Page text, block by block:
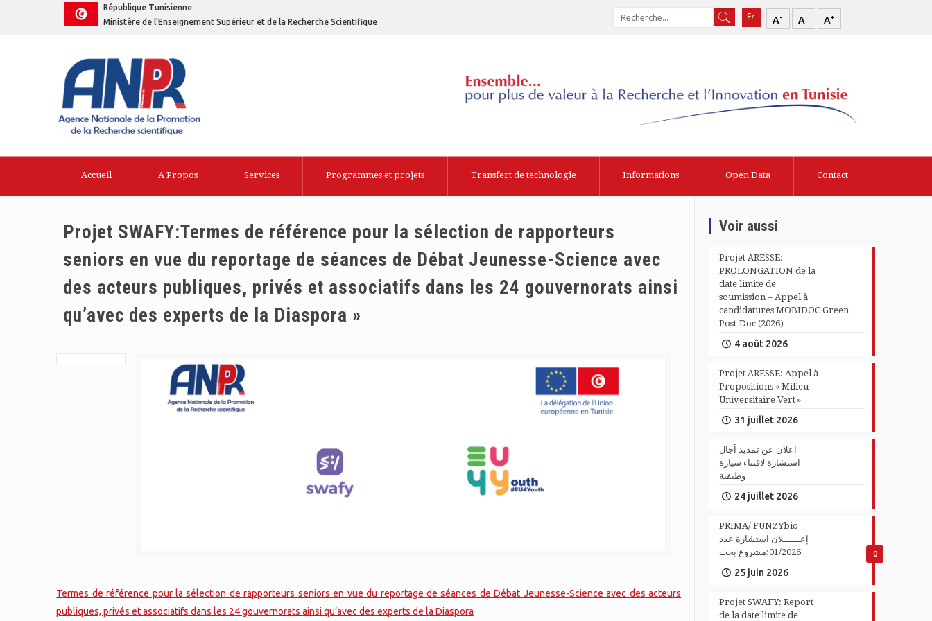
République Tunisienne
Ministère de l'Enseignement Supérieur et de la Recherche Scientifique
A- A A+
Accueil A Propos Services Programmes et projets Transfert de technologie Informations Open Data Contact
Projet SWAFY:Termes de référence pour la sélection de rapporteurs
seniors en vue du reportage de séances de Débat Jeunesse-Science avec
des acteurs publiques, privés et associatifs dans les 24 gouvernorats ainsi
qu’avec des experts de la Diaspora »
Termes de référence pour la sélection de rapporteurs seniors en vue du reportage de séances de Débat Jeunesse-Science avec des acteurs
publiques, privés et associatifs dans les 24 gouvernorats ainsi qu’avec des experts de la Diaspora
Voir aussi
Projet ARESSE:
PROLONGATION de la
date limite de
soumission – Appel à
candidatures MOBIDOC Green
Post-Doc (2026)
4 août 2026
Projet ARESSE: Appel à
Propositions « Milieu
Universitaire Vert »
31 juillet 2026
اعلان عن تمديد آجال
استشارة لاقتناء سيارة
وظيفية
24 juillet 2026
0
PRIMA/ FUNZYbio
إعــــــلان استشارة عدد
01/2026:مشروع بحث
25 juin 2026
Projet SWAFY: Report
de la date limite de